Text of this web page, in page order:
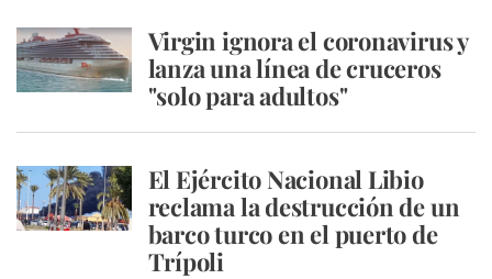
Virgin ignora el coronavirus y
lanza una línea de cruceros
"solo para adultos"
El Ejército Nacional Libio
reclama la destrucción de un
barco turco en el puerto de
Trípoli